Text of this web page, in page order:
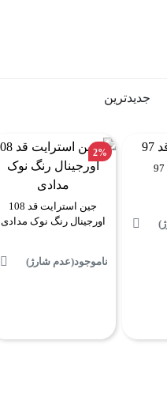
جدیدترین
2%
جین استرایت قد 108
اورجینال رنگ نوک مدادی
ناموجود(عدم شارژ)